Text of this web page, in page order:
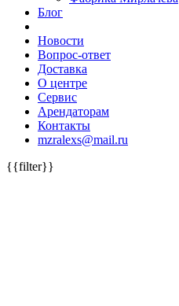
Блог
Новости
Вопрос-ответ
Доставка
О центре
Сервис
Арендаторам
Контакты
mzralexs@mail.ru
{{filter}}